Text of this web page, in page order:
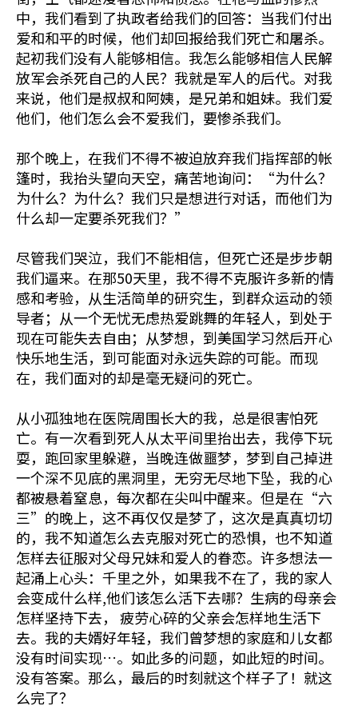
中，我们看到了执政者给我们的回答：当我们付出
爱和和平的时候，他们却回报给我们死亡和屠杀。
起初我们没有人能够相信。我怎么能够相信人民解
放军会杀死自己的人民？我就是军人的后代。对我
来说，他们是叔叔和阿姨，是兄弟和姐妹。我们爱
他们，他们怎么会不爱我们，要惨杀我们。
那个晚上，在我们不得不被迫放弃我们指挥部的帐
篷时，我抬头望向天空，痛苦地询问：“为什么？
为什么？为什么？我们只是想进行对话，而他们为
什么却一定要杀死我们？”
尽管我们哭泣，我们不能相信，但死亡还是步步朝
我们逼来。在那50天里，我不得不克服许多新的情
感和考验，从生活简单的研究生，到群众运动的领
导者；从一个无忧无虑热爱跳舞的年轻人，到处于
现在可能失去自由；从梦想，到美国学习然后开心
快乐地生活，到可能面对永远失踪的可能。而现
在，我们面对的却是毫无疑问的死亡。
从小孤独地在医院周围长大的我，总是很害怕死
亡。有一次看到死人从太平间里抬出去，我停下玩
耍，跑回家里躲避，当晚连做噩梦，梦到自己掉进
一个深不见底的黑洞里，无穷无尽地下坠，我的心
都被悬着窒息，每次都在尖叫中醒来。但是在“六
三”的晚上，这不再仅仅是梦了，这次是真真切切
的，我不知道怎么去克服对死亡的恐惧，也不知道
怎样去征服对父母兄妹和爱人的眷恋。许多想法一
起涌上心头：千里之外，如果我不在了，我的家人
会变成什么样,他们该怎么活下去哪？生病的母亲会
怎样坚持下去， 疲劳心碎的父亲会怎样地生活下
去。我的夫婿好年轻，我们曾梦想的家庭和儿女都
没有时间实现…。如此多的问题，如此短的时间。
没有答案。那么，最后的时刻就这个样子了！就这
么完了？